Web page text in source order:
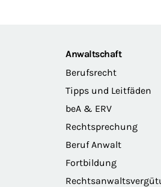
Anwaltschaft
Berufsrecht
Tipps und Leitfäden
beA & ERV
Rechtsprechung
Beruf Anwalt
Fortbildung